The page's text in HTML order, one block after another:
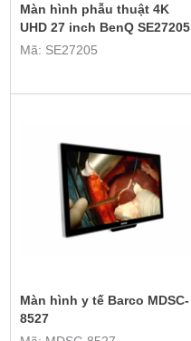
Màn hình phẫu thuật 4K
UHD 27 inch BenQ SE27205
Mã: SE27205
Màn hình y tế Barco MDSC-
8527